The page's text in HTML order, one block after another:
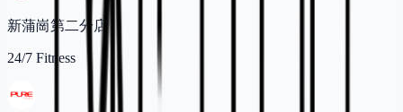
新蒲崗第二分店
24/7 Fitness